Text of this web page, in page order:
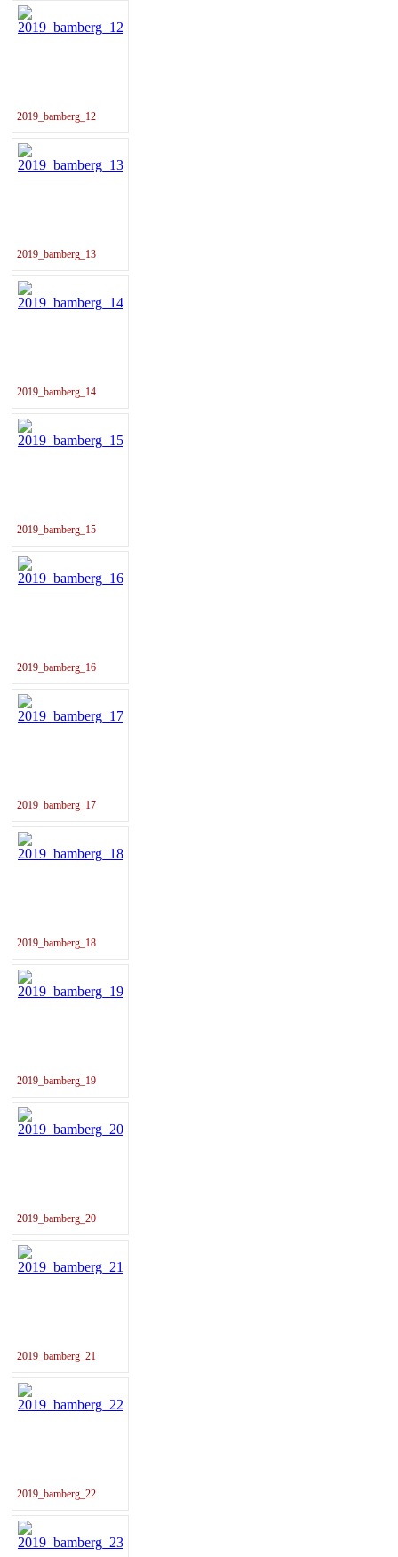
2019_bamberg_12
2019_bamberg_13
2019_bamberg_14
2019_bamberg_15
2019_bamberg_16
2019_bamberg_17
2019_bamberg_18
2019_bamberg_19
2019_bamberg_20
2019_bamberg_21
2019_bamberg_22